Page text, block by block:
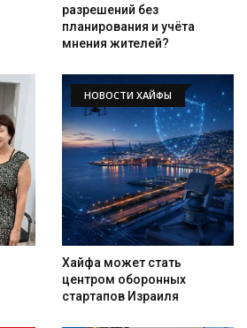
Искать
разрешений без
планирования и учёта
мнения жителей?
НОВОСТИ ХАЙФЫ
Хайфа может стать
центром оборонных
стартапов Израиля